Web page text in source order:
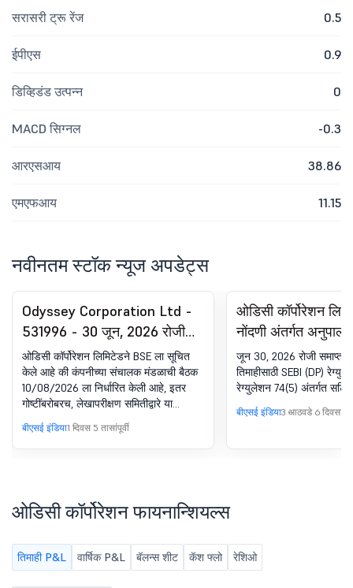
सरासरी ट्रू रेंज 0.5
ईपीएस 0.9
डिव्हिडंड उत्पन्न 0
MACD सिग्नल -0.3
आरएसआय 38.86
एमएफआय 11.15
नवीनतम स्टॉक न्यूज अपडेट्स
Odyssey Corporation Ltd -
531996 - 30 जून, 2026 रोजी
समाप्त झालेल्या तिमाहीसाठी
स्टँडअलोन आणि कन्सोलिडेटेड अन-
ऑडिटेड फायनान्शियल परिणामांच्या
मंजुरीसाठी बोर्ड मीटिंग सूचना.
ओडिसी कॉर्पोरेशन लिमिटेडने BSE ला सूचित
केले आहे की कंपनीच्या संचालक मंडळाची बैठक
10/08/2026 ला निर्धारित केली आहे, इतर
गोष्टींबरोबरच, लेखापरीक्षण समितीद्वारे या
परिणामांचा आढावा घेतल्यानंतर 30 जून, 2026
रोजी संपलेल्या तिमाहीसाठी मर्यादित आढावा
अहवालसह स्वतंत्र आणि एकत्रित लेखापरीक्षण
बीएसई इंडिया1 दिवस 5 तासांपूर्वी
ओडिसी कॉर्पोरेशन
नोंदणी अंतर्गत
SEBI (DP)
74 (5)
जून 30, 2026 रोजी समाप्त
तिमाहीसाठी SEBI (DP)
रेग्युलेशन 74(5) अंतर्गत
बीएसई इंडिया3 आठवडे 6
ओडिसी कॉर्पोरेशन फायनान्शियल्स
तिमाही P&L वार्षिक P&L बॅलन्स शीट कॅश फ्लो रेशिओ